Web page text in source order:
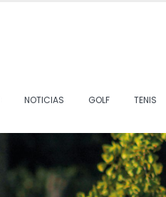
NOTICIAS GOLF TENIS